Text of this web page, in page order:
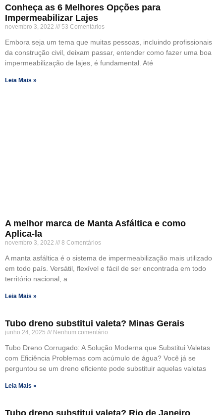
Conheça as 6 Melhores Opções para
Impermeabilizar Lajes
novembro 3, 2022 53 Comentários
Embora seja um tema que muitas pessoas, incluindo profissionais
da construção civil, deixam passar, entender como fazer uma boa
impermeabilização de lajes, é fundamental. Até
Leia Mais »
A melhor marca de Manta Asfáltica e como
Aplica-la
novembro 3, 2022 8 Comentários
A manta asfáltica é o sistema de impermeabilização mais utilizado
em todo país. Versátil, flexível e fácil de ser encontrada em todo
território nacional, a
Leia Mais »
Tubo dreno substitui valeta? Minas Gerais
junho 24, 2025 Nenhum comentário
Tubo Dreno Corrugado: A Solução Moderna que Substitui Valetas
com Eficiência Problemas com acúmulo de água? Você já se
perguntou se um dreno eficiente pode substituir aquelas valetas
Leia Mais »